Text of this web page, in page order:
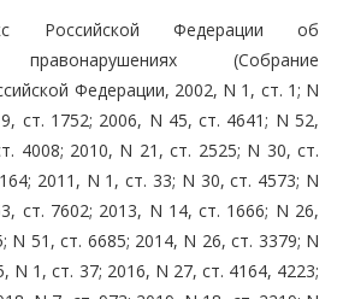
Российской Федерации об
правонарушениях (Собрание
Федерации, 2002, N 1, ст. 1; N
ст. 1752; 2006, N 45, ст. 4641; N 52,
4008; 2010, N 21, ст. 2525; N 30, ст.
2011, N 1, ст. 33; N 30, ст. 4573; N
ст. 7602; 2013, N 14, ст. 1666; N 26,
N 51, ст. 6685; 2014, N 26, ст. 3379; N
N 1, ст. 37; 2016, N 27, ст. 4164, 4223;